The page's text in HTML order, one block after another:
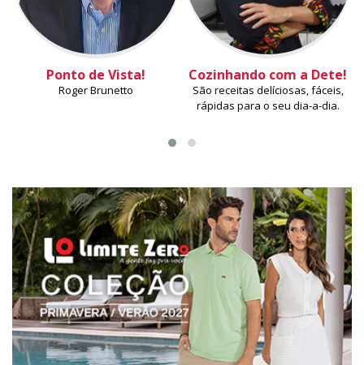
Ponto de Vista!
Roger Brunetto
Cozinhando com a Dete!
São receitas delíciosas, fáceis,
rápidas para o seu dia-a-dia.